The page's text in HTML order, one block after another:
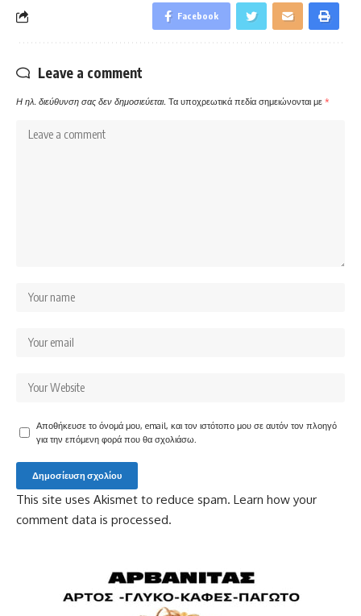
Facebook
Leave a comment
Η ηλ. διεύθυνση σας δεν δημοσιεύεται. Τα υποχρεωτικά πεδία σημειώνονται με *
Αποθήκευσε το όνομά μου, email, και τον ιστότοπο μου σε αυτόν τον πλοηγό
για την επόμενη φορά που θα σχολιάσω.
This site uses Akismet to reduce spam. Learn how your
comment data is processed.